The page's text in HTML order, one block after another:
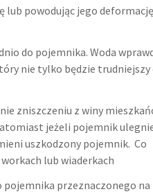
powodując jego
do pojemnika. Woda
nie tylko będzie trudniejszy
zniszczeniu z winy
jeżeli pojemnik
uszkodzony pojemnik. Co
lub wiaderkach
pojemnika przeznaczonego na